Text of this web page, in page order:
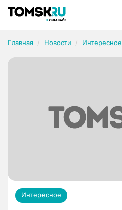
Главная Новости Интересное
Интересное